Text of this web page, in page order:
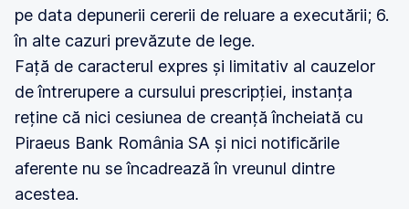
pe data depunerii cererii de reluare a executării; 6.
în alte cazuri prevăzute de lege.
Față de caracterul expres și limitativ al cauzelor
de întrerupere a cursului prescripției, instanța
reține că nici cesiunea de creanță încheiată cu
Piraeus Bank România SA și nici notificările
aferente nu se încadrează în vreunul dintre
acestea.